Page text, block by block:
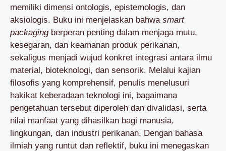
memiliki dimensi ontologis, epistemologis, dan
aksiologis. Buku ini menjelaskan bahwa smart
packagingberperan penting dalam menjaga mutu,
kesegaran, dan keamanan produk perikanan,
sekaligus menjadi wujud konkret integrasi antara ilmu
material, bioteknologi, dan sensorik. Melalui kajian
filosofis yang komprehensif, penulis menelusuri
hakikat keberadaan teknologi ini, bagaimana
pengetahuan tersebut diperoleh dan divalidasi, serta
nilai manfaat yang dihasilkan bagi manusia,
lingkungan, dan industri perikanan. Dengan bahasa
ilmiah yang runtut dan reflektif, buku ini menegaskan